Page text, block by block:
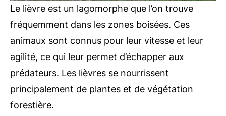
Le lièvre est un lagomorphe que l’on trouve
fréquemment dans les zones boisées. Ces
animaux sont connus pour leur vitesse et leur
agilité, ce qui leur permet d’échapper aux
prédateurs. Les lièvres se nourrissent
principalement de plantes et de végétation
forestière.